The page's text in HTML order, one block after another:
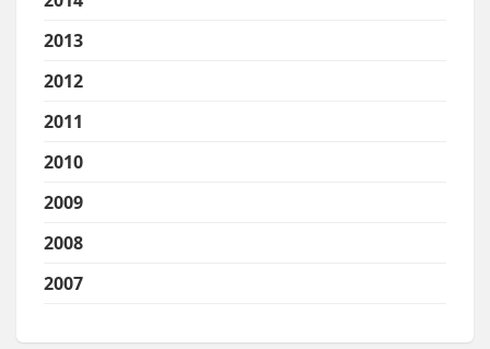
2013
2012
2011
2010
2009
2008
2007